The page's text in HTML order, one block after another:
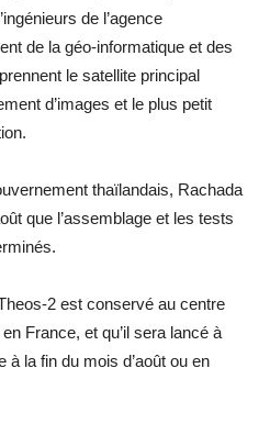
de l’agence
de la géo-informatique et des
le satellite principal
d’images et le plus petit
thaïlandais, Rachada
que l’assemblage et les tests
2 est conservé au centre
France, et qu’il sera lancé à
la fin du mois d’août ou en